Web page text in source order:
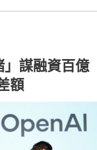
謀融資百億
額